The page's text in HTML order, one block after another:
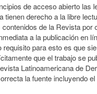
de acceso abierto las
tienen derecho a la libre
de la Revista por
a la publicación en
requisito para esto es que
que el trabajo se
Latinoamericana de
la fuente incluyendo el